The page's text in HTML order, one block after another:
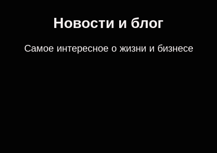
Новости и блог
Самое интересное о жизни и бизнесе